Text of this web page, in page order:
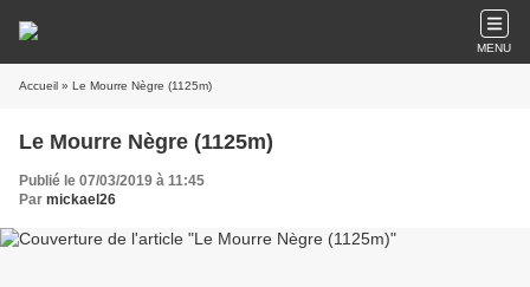
MENU
Accueil » Le Mourre Nègre (1125m)
Le Mourre Nègre (1125m)
Publié le 07/03/2019 à 11:45
Par mickael26